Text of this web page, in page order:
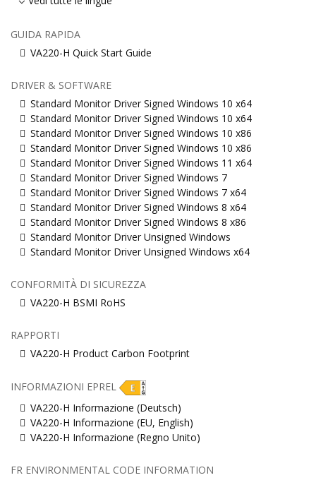
GUIDA RAPIDA
VA220-H Quick Start Guide
DRIVER & SOFTWARE
Standard Monitor Driver Signed Windows 10 x64
Standard Monitor Driver Signed Windows 10 x64
Standard Monitor Driver Signed Windows 10 x86
Standard Monitor Driver Signed Windows 10 x86
Standard Monitor Driver Signed Windows 11 x64
Standard Monitor Driver Signed Windows 7
Standard Monitor Driver Signed Windows 7 x64
Standard Monitor Driver Signed Windows 8 x64
Standard Monitor Driver Signed Windows 8 x86
Standard Monitor Driver Unsigned Windows
Standard Monitor Driver Unsigned Windows x64
CONFORMITÀ DI SICUREZZA
VA220-H BSMI RoHS
RAPPORTI
VA220-H Product Carbon Footprint
INFORMAZIONI EPREL
VA220-H Informazione (Deutsch)
VA220-H Informazione (EU, English)
VA220-H Informazione (Regno Unito)
FR ENVIRONMENTAL CODE INFORMATION